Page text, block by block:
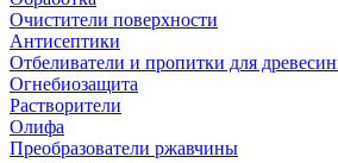
Очистители поверхности
Антисептики
Отбеливатели и пропитки для
Огнебиозащита
Растворители
Олифа
Преобразователи ржавчины